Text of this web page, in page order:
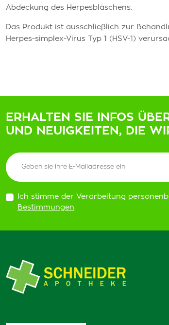
Abdeckung des Herpesbläschens.
Das Produkt ist ausschließlich zur
Herpes-simplex-Virus Typ 1 (HSV-1)
ERHALTEN SIE INFOS
UND NEUIGKEITEN, DIE
Ich stimme der Verarbeitung
Bestimmungen.